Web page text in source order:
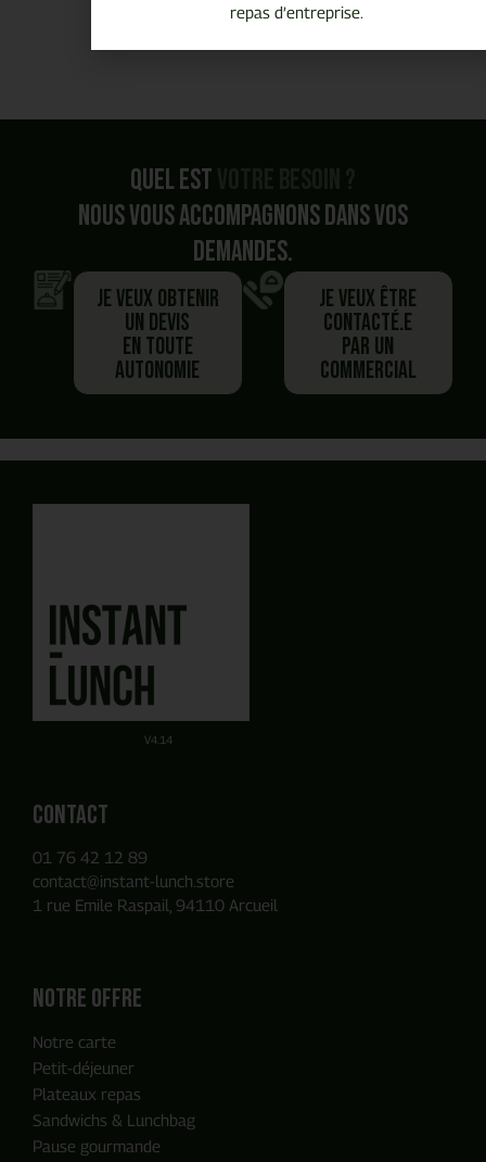
Quel est
Nous vous accompagnons dans vos
demandes.
Je veux obtenir
un devis
en toute
autonomie
Je veux être
contacté.e
par un
commercial
Vous avez commencé un panier,
Vous souhaitezgénérer un devis PDF
J'obtiens mon devis en ligne
en quelques clics
Obtenez un devis par E-mail de manière autonome sur la
base des produits que vous avez ajouté à votre panier.
Besoin de plus d'information ?
Vous préférez
Planifier un rendez-vous
avec un commercial
Ou utilisez notre Formulaire de contact
V4.14
Contact
01 76 42 12 89
contact@instant-lunch.store
1 rue Emile Raspail, 94110 Arcueil
Notre offre
Notre carte
Petit-déjeuner
Plateaux repas
Sandwichs & Lunchbag
Pause gourmande
repas d’entreprise.